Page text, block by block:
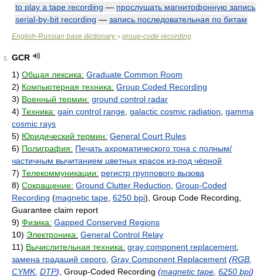
to play a tape recording — прослушать магнитофонную запись
serial-by-bit recording — запись последовательная по битам
English-Russian base dictionary> group-code recording
5
GCR
1) Общая лексика: Graduate Common Room
2) Компьютерная техника: Group Coded Recording
3) Военный термин: ground control radar
4) Техника: gain control range galactic cosmic radiation gamma
cosmic rays
5) Юридический термин: General Court Rules
6) Полиграфия: Печать ахроматического тона с полным/
частичным вычитанием цветных красок из-под чёрной
7) Телекоммуникации: регистр группового вызова
8) Сокращение: Ground Clutter Reduction Group-Coded
Recording (magnetic tape 6250 bpi), Group Code Recording,
Guarantee claim report
9) Физика: Gapped Conserved Regions
10) Электроника: General Control Relay
11) Вычислительная техника: gray component replacement
замена градаций серого Gray Component Replacement (RGB
CYMK, DTP) , Group-Coded Recording (magnetic tape 6250 bpi)